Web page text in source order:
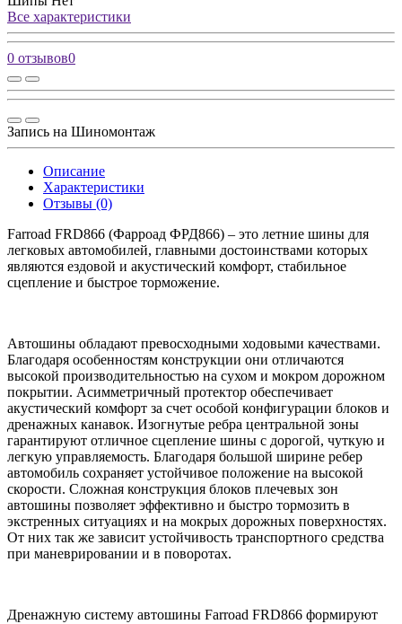
Все характеристики
0 отзывов0
Запись на Шиномонтаж
Описание
Характеристики
Отзывы (0)
Farroad FRD866 (Фарроад ФРД866) – это летние шины для
легковых автомобилей, главными достоинствами которых
являются ездовой и акустический комфорт, стабильное
сцепление и быстрое торможение.
Автошины обладают превосходными ходовыми качествами.
Благодаря особенностям конструкции они отличаются
высокой производительностью на сухом и мокром дорожном
покрытии. Асимметричный протектор обеспечивает
акустический комфорт за счет особой конфигурации блоков и
дренажных канавок. Изогнутые ребра центральной зоны
гарантируют отличное сцепление шины с дорогой, чуткую и
легкую управляемость. Благодаря большой ширине ребер
автомобиль сохраняет устойчивое положение на высокой
скорости. Сложная конструкция блоков плечевых зон
автошины позволяет эффективно и быстро тормозить в
экстренных ситуациях и на мокрых дорожных поверхностях.
От них так же зависит устойчивость транспортного средства
при маневрировании и в поворотах.
Дренажную систему автошины Farroad FRD866 формируют